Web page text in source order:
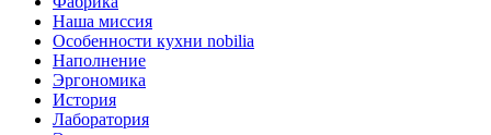
Наша миссия
Особенности кухни nobilia
Наполнение
Эргономика
История
Лаборатория